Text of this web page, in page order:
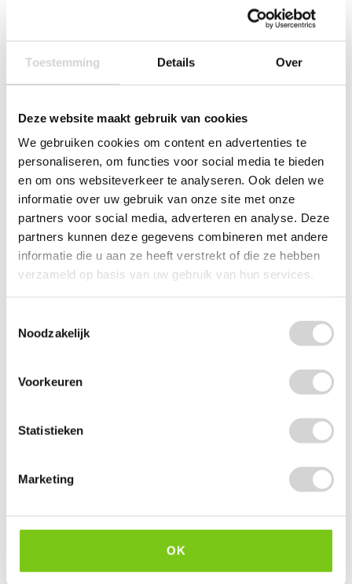
Toestemming Details Over
Deze website maakt gebruik van cookies
We gebruiken cookies om content en advertenties te
personaliseren, om functies voor social media te bieden
en om ons websiteverkeer te analyseren. Ook delen we
informatie over uw gebruik van onze site met onze
partners voor social media, adverteren en analyse. Deze
partners kunnen deze gegevens combineren met andere
informatie die u aan ze heeft verstrekt of die ze hebben
verzameld op basis van uw gebruik van hun services.
Noodzakelijk
Voorkeuren
Statistieken
Marketing
OK
Bolsius Geurglas + Deksel Fresh Linen 63/90mm